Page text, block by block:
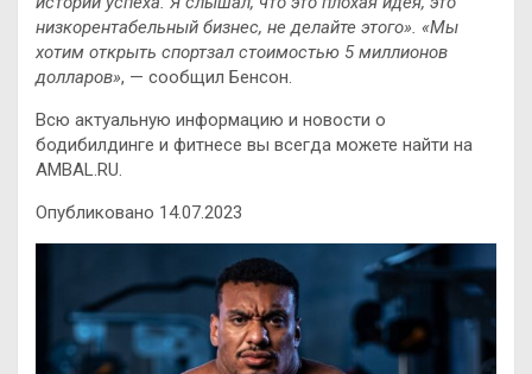
низкорентабельный бизнес, не делайте этого». «Мы
хотим открыть спортзал стоимостью 5 миллионов
долларов», — сообщил Бенсон.
Всю актуальную информацию и новости о
бодибилдинге и фитнесе вы всегда можете найти на
AMBAL.RU.
Опубликовано 14.07.2023